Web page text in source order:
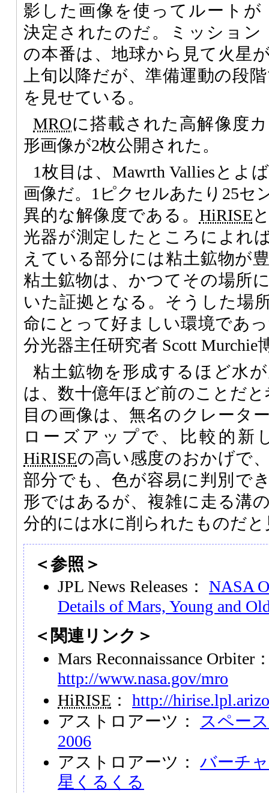
影した画像を使ってルートが
決定されたのだ。ミッション
の本番は、地球から見て火星
上旬以降だが、準備運動の段
を見せている。
MROに搭載された高解像度
形画像が2枚公開された。
1枚目は、Mawrth Valliesとよ
画像だ。1ピクセルあたり25セ
異的な解像度である。 HiRISE
光器が測定したところによれ
えている部分には粘土鉱物が
粘土鉱物は、かつてその場所
いた証拠となる。そうした場
命にとって好ましい環境であ
分光器主任研究者 Scott
粘土鉱物を形成するほど水
は、数十億年ほど前のことだ
目の画像は、無名のクレータ
ローズアップで、比較的新
HiRISEの高い感度のおかげで
部分でも、色が容易に判別で
形ではあるが、複雑に走る溝
分的には水に削られたものだ
＜参照＞
JPL News Releases： NASA
Details of Mars, Young and
＜関連リンク＞
Mars Reconnaissance Orbiter
http://www.nasa.gov/mro
HiRISE ： http://
アストロアーツ：
スペー
2006
アストロアーツ： バーチ
星くるくる